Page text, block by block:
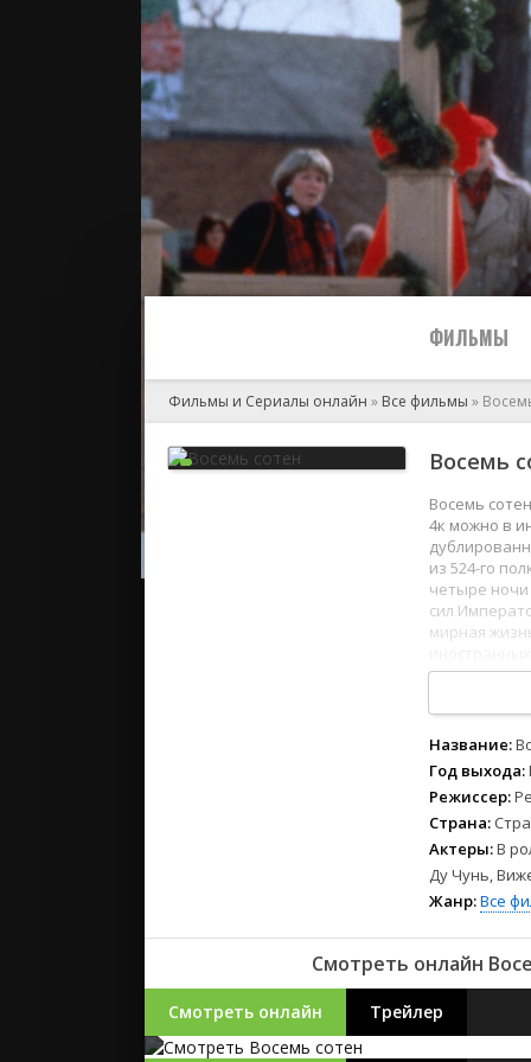
ФИЛЬМЫ
2024
2023
2022
2021
Фильмы и Сериалы онлайн » Все фильмы »
Восемь
Восемь
4к можно в
из 524-го
четыре
сил
мирная
действий.
Название:
Год выхода:
Режиссер:
Страна:
Актеры:В
Ду Чунь,
Жанр:Все
Смотреть онлайн
Смотреть онлайн Трейлер